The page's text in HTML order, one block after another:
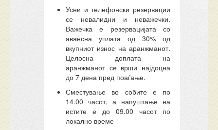
Усни и телефонски резервации
се невалидни и неважечки.
Важечка е резервацијата со
авансна уплата од 30% од
вкупниот износ на аранжманот.
Целосна доплата на
аранжманот се врши најдоцна
до 7 дена пред поаѓање.
Сместување во собите е по
14.00 часот, а напуштање на
истите е до 09.00 часот по
локално време